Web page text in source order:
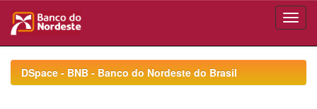
navigationDSpace - BNB - Banco do Nordeste do Brasil